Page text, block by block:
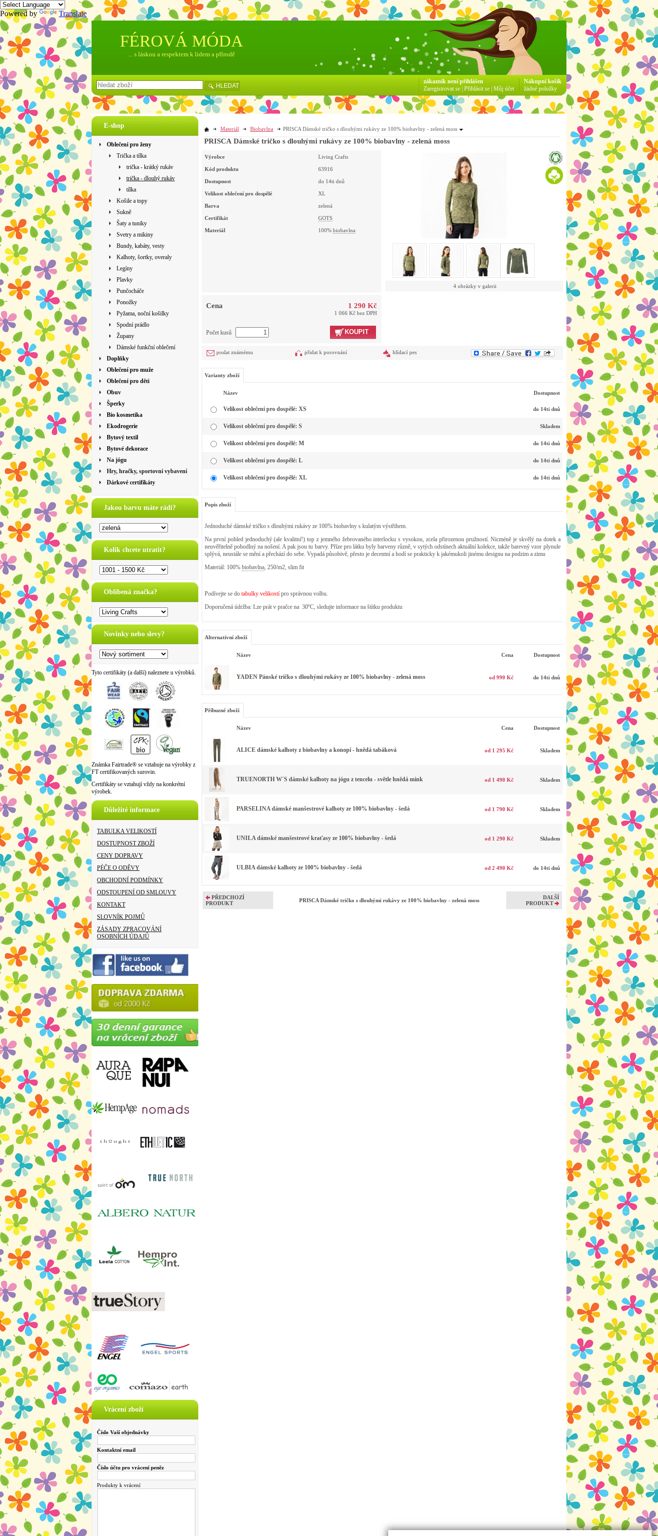
Powered by Translate
E-shop
Oblečení pro ženy
Trička a tílka
trička - krátký rukáv
trička - dlouhý rukáv
tílka
Košile a topy
Sukně
Šaty a tuniky
Svetry a mikiny
Bundy, kabáty, vesty
Kalhoty, šortky, overaly
Legíny
Plavky
Punčocháče
Ponožky
Pyžama, noční košilky
Spodní prádlo
Župany
Dámské funkční oblečení
Doplňky
Oblečení pro muže
Oblečení pro děti
Obuv
Šperky
Bio kosmetika
Ekodrogerie
Bytový textil
Bytové dekorace
Na jógu
Hry, hračky, sportovní vybavení
Dárkové certifikáty
Jakou barvu máte rádi?
Kolik chcete utratit?
Oblíbená značka?
Novinky nebo slevy?
Tyto certifikáty (a další) naleznete u výrobků.
Známka Fairtrade® se vztahuje na výrobky z
FT certifikovaných surovin.
Certifikáty se vztahují vždy na konkrétní
výrobek.
Důležité informace
TABULKA VELIKOSTÍ
DOSTUPNOST ZBOŽÍ
CENY DOPRAVY
PÉČE O ODĚVY
OBCHODNÍ PODMÍNKY
ODSTOUPENÍ OD SMLOUVY
KONTAKT
SLOVNÍK POJMŮ
ZÁSADY ZPRACOVÁNÍ
OSOBNÍCH ÚDAJŮ
Vrácení zboží
Číslo Vaší objednávky
Kontaktní email
Číslo účtu pro vrácení peněz
Produkty k vrácení
Materiál Biobavlna PRISCA Dámské tričko s dlouhými rukávy ze 100% biobavlny - zelená moss
PRISCA Dámské tričko s dlouhými rukávy ze 100% biobavlny - zelená moss
Výrobce Living Crafts
Kód produktu 63916
Dostupnost do 14ti dnů
Velikost oblečení pro dospělé XL
Barva zelená
Certifikát GOTS
Materiál 100% biobavlna
4 obrázky v galerii
Cena 1 290 Kč
1 066 Kč bez DPH
Počet kusů KOUPIT
poslat známému přidat k porovnání hlídací pes
Varianty zboží
Název Dostupnost
Velikost oblečení pro dospělé: XS do 14ti dnů
Velikost oblečení pro dospělé: S Skladem
Velikost oblečení pro dospělé: M do 14ti dnů
Velikost oblečení pro dospělé: L do 14ti dnů
Velikost oblečení pro dospělé: XL do 14ti dnů
Popis zboží
Jednoduché dámské tričko s dlouhými rukávy ze 100% biobavlny s kulatým výstřihem.
Na první pohled jednoduchý (ale kvalitní!) top z jemného žebrovaného interlocku s vysokou, zcela přirozenou pružností. Nicméně je skvělý na dotek a
neuvěřitelně pohodlný na nošení. A pak jsou tu barvy. Příze pro látku byly barveny různě, v sytých odstínech aktuální kolekce, takže barevný vzor plynule
splývá, neustále se mění a přechází do sebe. Vypadá působivě, přesto je decentní a hodí se prakticky k jakémukoli jinému designu na podzim a zimu
Materiál: 100% biobavlna, 250/m2, slim fit
Podívejte se do tabulky velikostí pro správnou volbu.
Doporučená údržba: Lze prát v pračce na 30ºC, sledujte informace na štítku produktu
Alternativní zboží
Název Cena Dostupnost
YADEN Pánské tričko s dlouhými rukávy ze 100% biobavlny - zelená moss od 990 Kč do 14ti dnů
Příbuzné zboží
Název Cena Dostupnost
ALICE dámské kalhoty z biobavlny a konopí - hnědá tabáková od 1 295 Kč Skladem
TRUENORTH W´S dámské kalhoty na jógu z tencelu - světle hnědá mink od 1 490 Kč Skladem
PARSELINA dámské manšestrové kalhoty ze 100% biobavlny - šedá od 1 790 Kč Skladem
UNILA dámské manšestrové kraťasy ze 100% biobavlny - šedá od 1 290 Kč Skladem
ULBIA dámské kalhoty ze 100% biobavlny - šedá od 2 490 Kč do 14ti dnů
PŘEDCHOZÍ
PRODUKT
PRISCA Dámské tričko s dlouhými rukávy ze 100% biobavlny - zelená moss
DALŠÍ
PRODUKT
FÉROVÁ MÓDA
... s láskou a respektem k lidem a přírodě
HLEDAT
Nákupní košík
žádné položky
zákazník není přihlášen
Zaregistrovat se Přihlásit se Můj účet